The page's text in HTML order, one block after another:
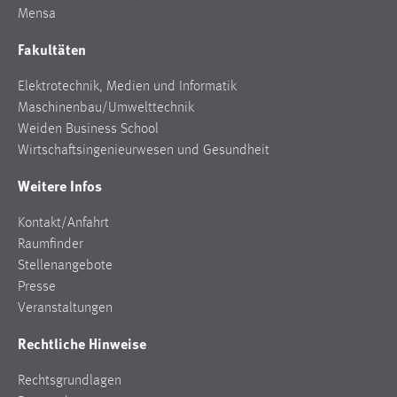
Mensa
Fakultäten
Elektrotechnik, Medien und Informatik
Maschinenbau/Umwelttechnik
Weiden Business School
Wirtschaftsingenieurwesen und Gesundheit
Weitere Infos
Kontakt/Anfahrt
Raumfinder
Stellenangebote
Presse
Veranstaltungen
Rechtliche Hinweise
Rechtsgrundlagen
einloggen zu können.
Cookie Laufzeit:
24 Stunden
STATISTIK
Diese Informationen helfen uns zu verstehen, wie
unsere Besucher unsere Website nutzen.
_pk_ref, _pk_cvar, _pk_id, _pk_ses
Zweck: